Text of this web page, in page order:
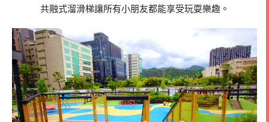
共融式溜滑梯讓所有小朋友都能享受玩耍樂趣。